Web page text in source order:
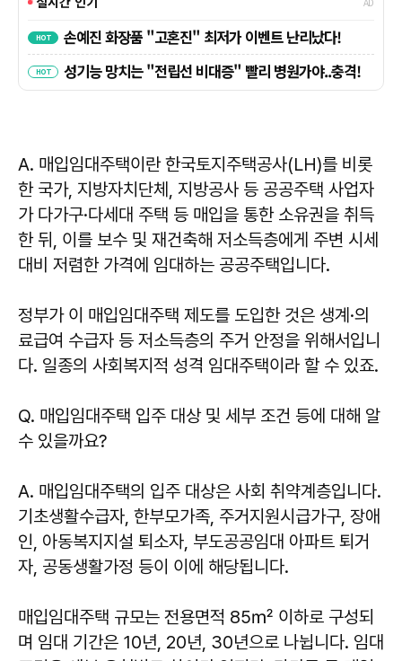
A. 매입임대주택이란 한국토지주택공사(LH)를 비롯
한 국가, 지방자치단체, 지방공사 등 공공주택 사업자
가 다가구·다세대 주택 등 매입을 통한 소유권을 취득
한 뒤, 이를 보수 및 재건축해 저소득층에게 주변 시세
대비 저렴한 가격에 임대하는 공공주택입니다.
정부가 이 매입임대주택 제도를 도입한 것은 생계·의
료급여 수급자 등 저소득층의 주거 안정을 위해서입니
다. 일종의 사회복지적 성격 임대주택이라 할 수 있죠.
Q. 매입임대주택 입주 대상 및 세부 조건 등에 대해 알
수 있을까요?
A. 매입임대주택의 입주 대상은 사회 취약계층입니다.
기초생활수급자, 한부모가족, 주거지원시급가구, 장애
인, 아동복지지설 퇴소자, 부도공공임대 아파트 퇴거
자, 공동생활가정 등이 이에 해당됩니다.
매입임대주택 규모는 전용면적 85㎡ 이하로 구성되
며 임대 기간은 10년, 20년, 30년으로 나뉩니다. 임대